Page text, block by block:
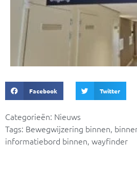
Facebook Twitter
Categorieën: Nieuws
Tags: Bewegwijzering binnen,
informatiebord binnen, wayfinder